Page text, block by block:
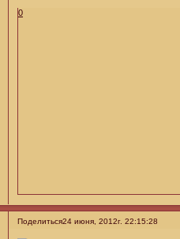
0
Поделиться24 июня, 2012г. 22:15:28